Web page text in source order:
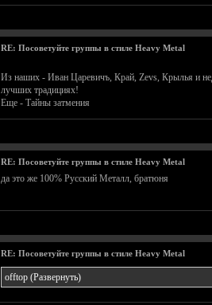
RE: Посоветуйте группы в стиле Heavy Metal
Из наших - Иван Царевичъ, Край, Zevs, Крылья и
лучших традициях!
Еще - Тайны затмения
RE: Посоветуйте группы в стиле Heavy Metal
да это же 100% Русский Металл, братюня
RE: Посоветуйте группы в стиле Heavy Metal
offtop(Развернуть)